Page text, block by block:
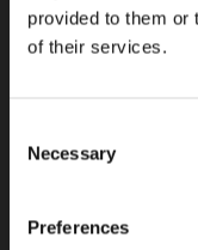
provided to them or
of their services.
Selection
Necessary
Preferences
+46 (0)11 – 19 70 40
marknad@nordfarm.se